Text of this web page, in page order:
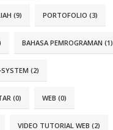
(9) PORTOFOLIO (3)
BAHASA PEMROGRAMAN (1)
(2)
(0) WEB (0)
VIDEO TUTORIAL WEB (2)